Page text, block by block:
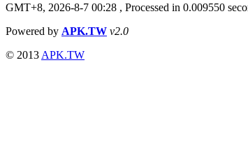
GMT+8, 2026-8-7 00:28 , Processed in 0.009550
Powered by APK.TW v2.0
© 2013 APK.TW